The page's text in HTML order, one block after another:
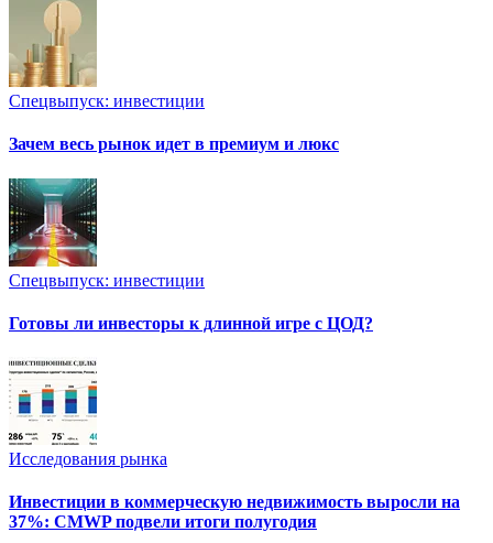
Спецвыпуск: инвестиции
Зачем весь рынок идет в премиум и люкс
Спецвыпуск: инвестиции
Готовы ли инвесторы к длинной игре с ЦОД?
Исследования рынка
Инвестиции в коммерческую недвижимость выросли на
37%: CMWP подвели итоги полугодия